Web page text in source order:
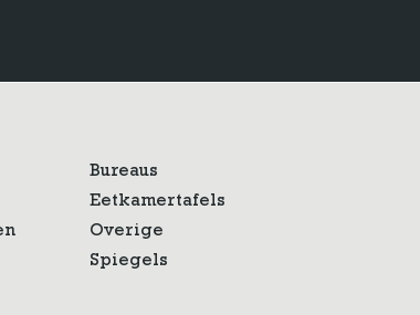
Bureaus
Eetkamertafels
Overige
Spiegels